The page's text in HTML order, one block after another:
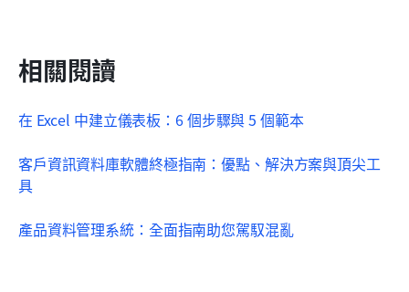
相關閱讀
在 Excel 中建立儀表板：6 個步驟與 5 個範本
客戶資訊資料庫軟體終極指南：優點、解決方案與頂尖工
具
產品資料管理系統：全面指南助您駕馭混亂